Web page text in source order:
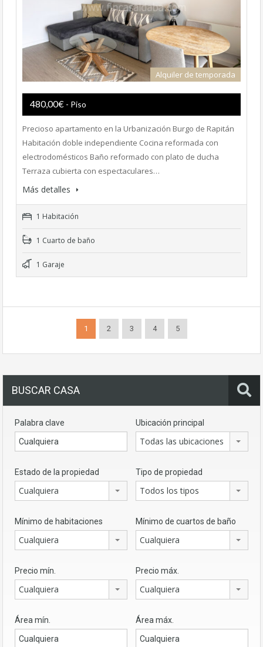
Alquiler de temporada
480,00€ - Piso
Precioso apartamento en la Urbanización Burgo de Rapitán
Habitación doble independiente Cocina reformada con
electrodomésticos Baño reformado con plato de ducha
Terraza cubierta con espectaculares…
Más detalles
1 Habitación
1 Cuarto de baño
1 Garaje
1 2 3 4 5
BUSCAR CASA
Palabra clave Ubicación principal
Todas las ubicaciones
Estado de la propiedad
Cualquiera
Tipo de propiedad
Todos los tipos
Mínimo de habitaciones
Cualquiera
Mínimo de cuartos de baño
Cualquiera
Precio mín.
Cualquiera
Precio máx.
Cualquiera
Área mín. Área máx.